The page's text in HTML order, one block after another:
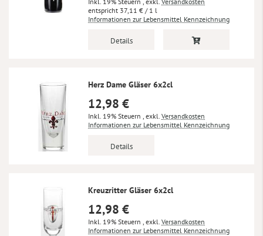
37,11 € / 1 l
Informationen zur Lebensmittel Kennzeichnung
Details
Herz Dame Gläser 6x2cl
12,98 €
Inkl. 19% Steuern , exkl. Versandkosten
Informationen zur Lebensmittel Kennzeichnung
Details
Kreuzritter Gläser 6x2cl
12,98 €
Inkl. 19% Steuern , exkl. Versandkosten
Informationen zur Lebensmittel Kennzeichnung